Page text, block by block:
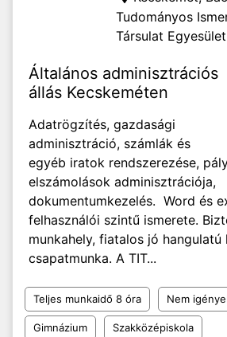
Tudományos
Társulat Egyesület
Általános adminisztrációs
állás Kecskeméten
Adatrögzítés, gazdasági
adminisztráció, számlák és
egyéb iratok rendszerezése,
elszámolások adminisztrációja,
dokumentumkezelés. Word és
felhasználói szintű ismerete.
munkahely, fiatalos jó hangulatú
csapatmunka. A TIT...
Teljes munkaidő 8 óra Nem
Gimnázium Szakközépiskola